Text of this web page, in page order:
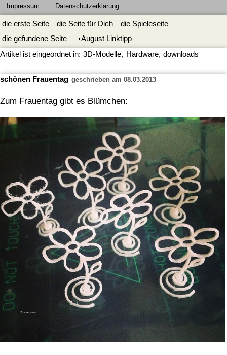
Impressum Datenschutzerklärung
die erste Seite die Seite für Dich
die Spieleseite
die gefundene Seite
August Linktipp
Artikel ist eingeordnet in: 3D-Modelle, Hardware, downloads
schönen Frauentag geschrieben am 08.03.2013
Zum Frauentag gibt es Blümchen: